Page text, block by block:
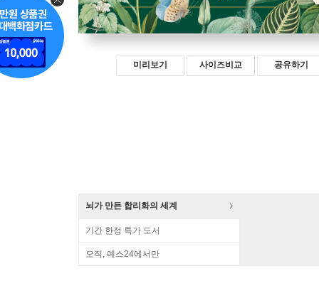
미리보기 사이즈비교 공유하기
뇌가 만든 합리화의 세계
기간 한정 특가 도서
오직, 예스24에서만